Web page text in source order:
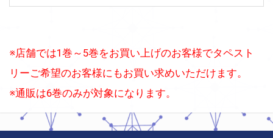
※店舗では1巻～5巻をお買い上げのお客様でタペスト
リーご希望のお客様にもお買い求めいただけます。
※通販は6巻のみが対象になります。